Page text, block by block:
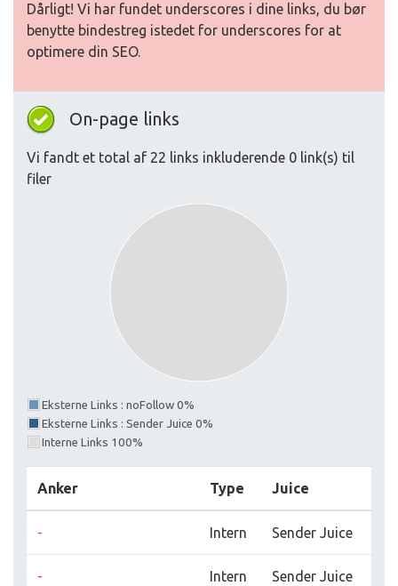
Dårligt! Vi har fundet underscores i dine links, du bør
benytte bindestreg istedet for underscores for at
optimere din SEO.
On-page links
Vi fandt et total af 22 links inkluderende 0 link(s) til
filer
Eksterne Links : noFollow 0%
Eksterne Links : Sender Juice 0%
Interne Links 100%
Anker Type Juice
- Intern Sender Juice
- Intern Sender Juice